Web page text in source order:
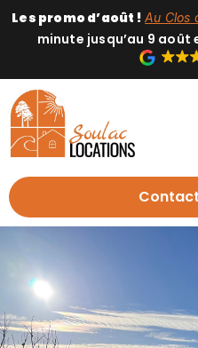
Les promo d’août ! Au Clos
minute jusqu’au 9 août